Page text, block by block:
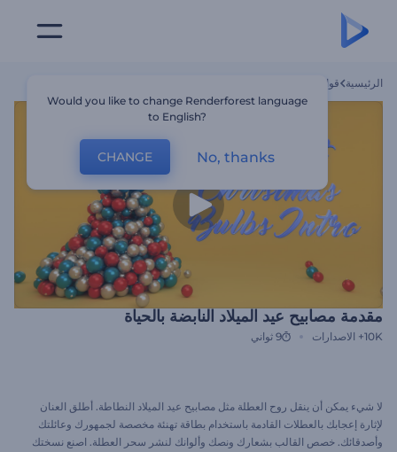
الرئيسية قوالب
مقدمة مصابيح عيد الميلاد النابضة بالحياة
10K+ الاصدارات 9 ثواني
لا شيء يمكن أن ينقل روح العطلة مثل مصابيح عيد الميلاد النطاطة. أطلق العنان
لإثارة إعجابك بالعطلات القادمة باستخدام بطاقة تهنئة مخصصة لجمهورك وعائلتك
وأصدقائك. خصص القالب بشعارك ونصك وألوانك لنشر سحر العطلة. اصنع نسختك
Would you like to change Renderforest language
to English?
CHANGE No, thanks